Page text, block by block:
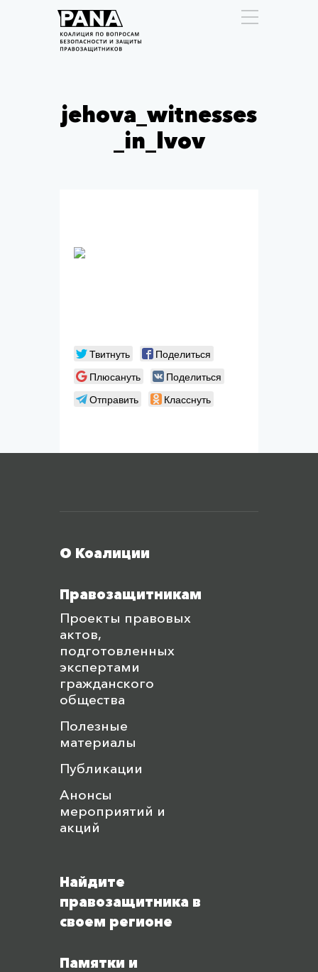
jehova_witnesses
_in_lvov
Твитнуть
Поделиться
Плюсануть
Поделиться
Отправить
Класснуть
О Коалиции
Правозащитникам
Проекты правовых
актов,
подготовленных
экспертами
гражданского
общества
Полезные
материалы
Публикации
Анонсы
мероприятий и
акций
Найдите
правозащитника в
своем регионе
Памятки и